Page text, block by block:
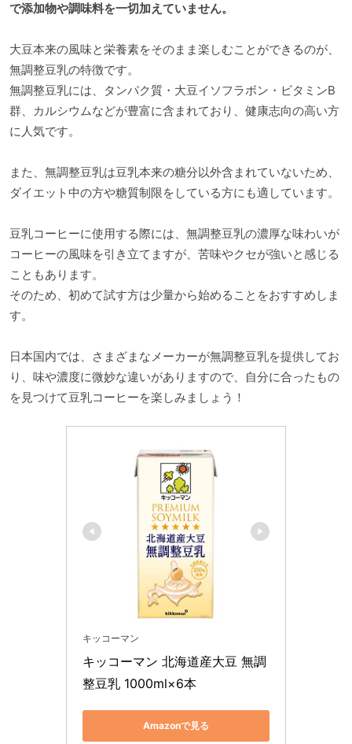
で添加物や調味料を一切加えていません。
大豆本来の風味と栄養素をそのまま楽しむことができるのが、
無調整豆乳の特徴です。
無調整豆乳には、タンパク質・大豆イソフラボン・ビタミンB
群、カルシウムなどが豊富に含まれており、健康志向の高い方
に人気です。
また、無調整豆乳は豆乳本来の糖分以外含まれていないため、
ダイエット中の方や糖質制限をしている方にも適しています。
豆乳コーヒーに使用する際には、無調整豆乳の濃厚な味わいが
コーヒーの風味を引き立てますが、苦味やクセが強いと感じる
こともあります。
そのため、初めて試す方は少量から始めることをおすすめしま
す。
日本国内では、さまざまなメーカーが無調整豆乳を提供してお
り、味や濃度に微妙な違いがありますので、自分に合ったもの
を見つけて豆乳コーヒーを楽しみましょう！
キッコーマン
キッコーマン 北海道産大豆 無調
整豆乳 1000ml×6本
Amazonで見る